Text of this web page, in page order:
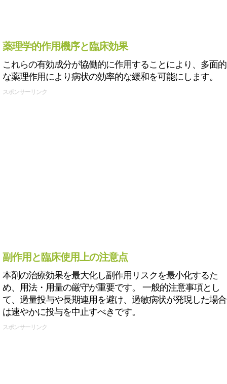
薬理学的作用機序と臨床効果
これらの有効成分が協働的に作用することにより、多面的
な薬理作用により病状の効率的な緩和を可能にします。
スポンサーリンク
副作用と臨床使用上の注意点
本剤の治療効果を最大化し副作用リスクを最小化するた
め、用法・用量の厳守が重要です。 一般的注意事項とし
て、過量投与や長期連用を避け、過敏病状が発現した場合
は速やかに投与を中止すべきです。
スポンサーリンク